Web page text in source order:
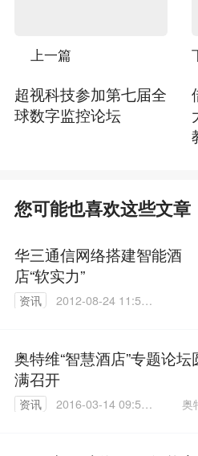
上一篇
超视科技参加第七届全
球数字监控论坛
您可能也喜欢这些文章
华三通信网络搭建智能酒
店“软实力”
资讯
2012-08-24 11:59:
奥特维“智慧酒店”专题论坛
满召开
资讯
2016-03-14 09:50:
奥